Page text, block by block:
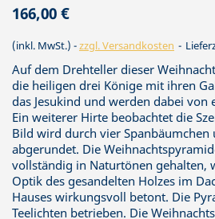
166,00 €
(inkl. MwSt.) zzgl. Versandkosten
Auf dem Drehteller dieser
die heiligen drei Könige mit ihren
das Jesukind und werden dabei von
Ein weiterer Hirte beobachtet die
Bild wird durch vier
abgerundet. Die
vollständig in Naturtönen gehalten,
Optik des gesandelten Holzes im
Hauses wirkungsvoll betont. Die
Teelichten betrieben. Die